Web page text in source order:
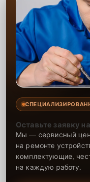
Оставьте заявку
Мы — сервисный
на ремонте
комплектующие,
на каждую работу.